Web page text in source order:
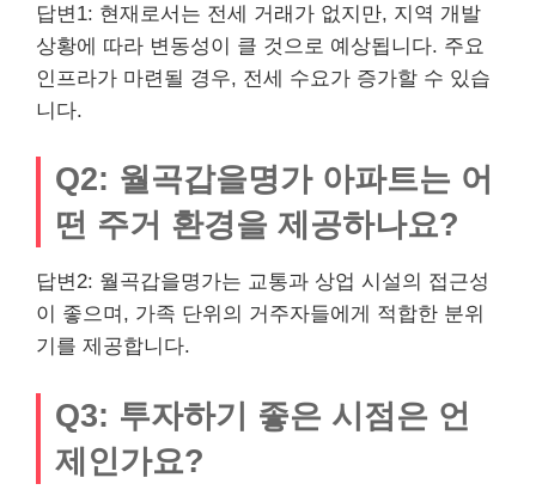
답변1: 현재로서는 전세 거래가 없지만, 지역 개발
상황에 따라 변동성이 클 것으로 예상됩니다. 주요
인프라가 마련될 경우, 전세 수요가 증가할 수 있습
니다.
Q2: 월곡갑을명가 아파트는 어
떤 주거 환경을 제공하나요?
답변2: 월곡갑을명가는 교통과 상업 시설의 접근성
이 좋으며, 가족 단위의 거주자들에게 적합한 분위
기를 제공합니다.
Q3: 투자하기 좋은 시점은 언
제인가요?